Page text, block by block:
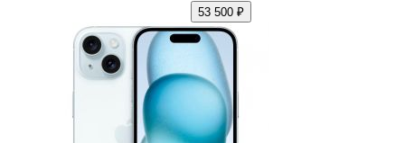
53 500 ₽